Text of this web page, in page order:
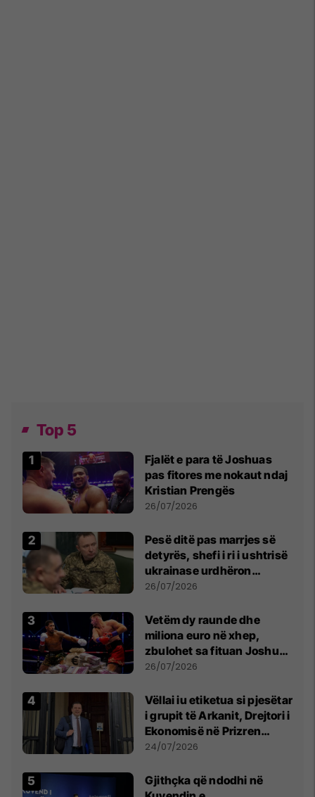
Top 5
Fjalët e para të Joshuas
pas fitores me nokaut ndaj
Kristian Prengës
26/07/2026
Pesë ditë pas marrjes së
detyrës, shefi i ri i ushtrisë
ukrainase urdhëron
kontroll të madh
26/07/2026
Vetëm dy raunde dhe
miliona euro në xhep,
zbulohet sa fituan Joshua
e Prenga
26/07/2026
Vëllai iu etiketua si pjesëtar
i grupit të Arkanit, Drejtori i
Ekonomisë në Prizren
mohon pretendimet
24/07/2026
Gjithçka që ndodhi në